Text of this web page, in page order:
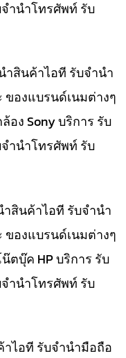
ำนำโทรศัพท์ รับ
ำสินค้าไอที รับจำนำ
องแบรนด์เนมต่างๆ
อง Sony บริการ รับ
ำนำโทรศัพท์ รับ
สินค้าไอที รับจำนำ
องแบรนด์เนมต่างๆ
ตบุ๊ค HP บริการ รับ
ำนำโทรศัพท์ รับ
าไอที รับจำนำมือถือ